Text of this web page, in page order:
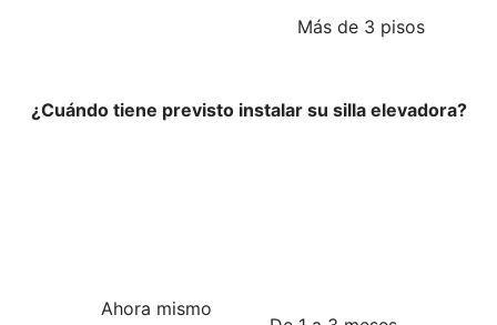
Más de 3 pisos
¿Cuándo tiene previsto instalar su silla elevadora?
Ahora mismo